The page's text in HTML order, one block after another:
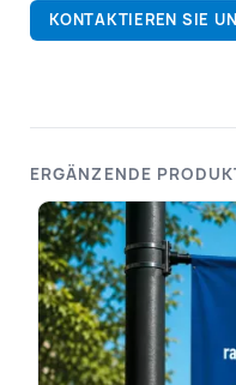
KONTAKTIEREN SIE
ERGÄNZENDE